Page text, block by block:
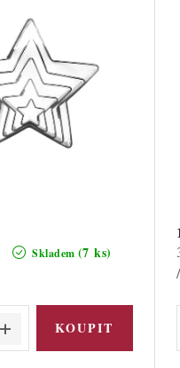
p
r
o
d
ů
Skladem (7 ks)